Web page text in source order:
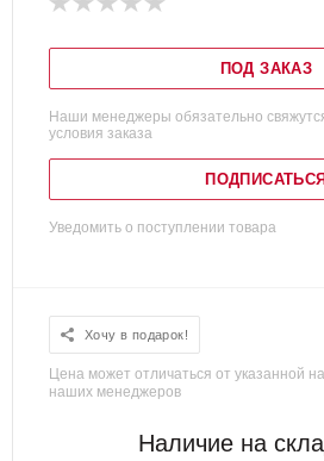
ПОД ЗАКАЗ
Наши менеджеры обязательно
условия заказа
ПОДПИСАТЬСЯ
Уведомить о поступлении товара
Хочу в подарок!
Цена может отличаться от указанной
наших менеджеров
Наличие на